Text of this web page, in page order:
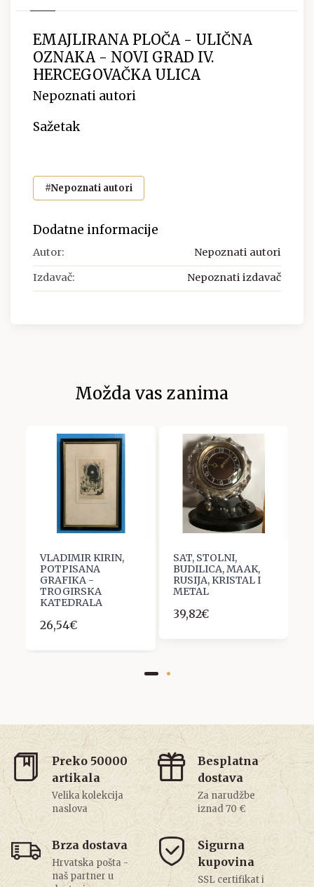
EMAJLIRANA PLOČA - ULIČNA
OZNAKA - NOVI GRAD IV.
HERCEGOVAČKA ULICA
Nepoznati autori
Sažetak
#Nepoznati autori
Dodatne informacije
Autor: Nepoznati autori
Izdavač: Nepoznati izdavač
Možda vas zanima
VLADIMIR KIRIN,
POTPISANA
GRAFIKA -
TROGIRSKA
KATEDRALA
26,54€
SAT, STOLNI,
BUDILICA, MAAK,
RUSIJA, KRISTAL I
METAL
39,82€
Preko 50000
artikala
Velika kolekcija
naslova
Besplatna
dostava
Za narudžbe
iznad 70 €
Brza dostava
Hrvatska pošta -
naš partner u
Sigurna
kupovina
SSL certifikat i